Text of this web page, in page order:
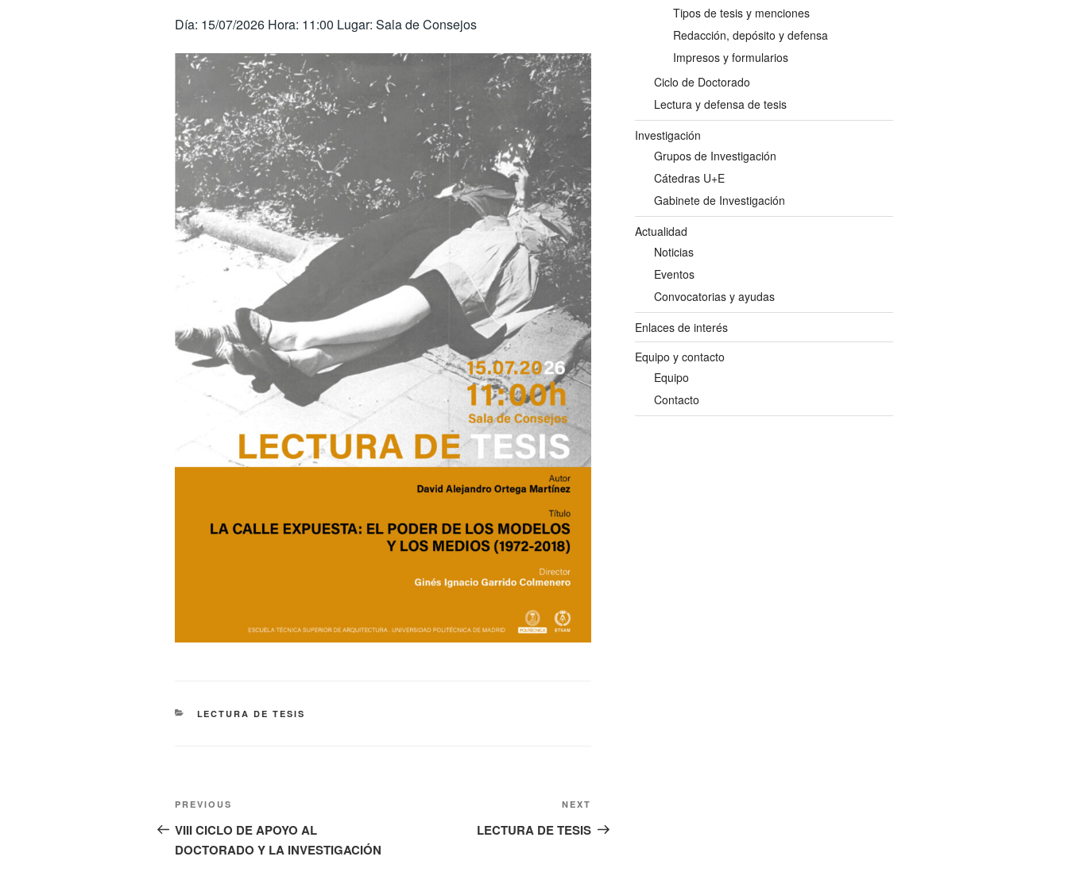
Día: 15/07/2026 Hora: 11:00 Lugar: Sala de Consejos
CATEGORIES
LECTURA DE TESIS
Navegación
de
entradas
Previous
Post
PREVIOUS
VIII CICLO DE APOYO AL
DOCTORADO Y LA INVESTIGACIÓN
Post
NEXT
LECTURA DE TESIS
Tipos de tesis y menciones
Redacción, depósito y defensa
Impresos y formularios
Ciclo de Doctorado
Lectura y defensa de tesis
Investigación
Grupos de Investigación
Cátedras U+E
Gabinete de Investigación
Actualidad
Noticias
Eventos
Convocatorias y ayudas
Enlaces de interés
Equipo y contacto
Equipo
Contacto